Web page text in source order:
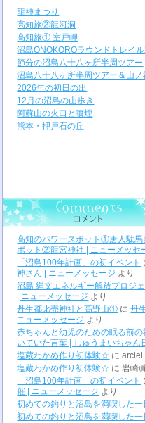
龍神まつり
高知旅②龍河洞
高知旅① 室戸岬
沼島ONOKOROラウンドトレイ
節分の沼島八十八ヶ所半周ツアー
沼島八十八ヶ所半周ツアー＆山ノ
2026年の初日の出
12月の沼島の山歩き
阿蘇山の火口と噴煙
熊本・押戸石の丘
高知のパワースポット①唐人駄馬
ポット②龍宮神社 | ニューメッセ
「沼島100年計画」の初イベント
神さん | ニューメッセージ より
沼島 縄文エネルギー解放プロジェ
| ニューメッセージ より
丹生都比売神社と高野山① に丹
ニューメッセージ より
赤ちゃんと幼児のための眠る前の
いていた言葉 | しゅうまいちゃん
塩蔵わかめ作り初体験☆ にarciel
塩蔵わかめ作り初体験☆ に岩崎
「沼島100年計画」の初イベント
催 | ニューメッセージ より
初めての釣りと沼島を満喫した一
初めての釣りと沼島を満喫した一